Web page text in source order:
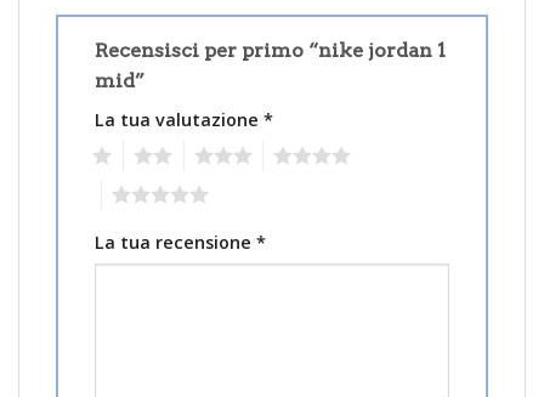
Recensisci per primo “nike jordan 1
mid”
La tua valutazione *
La tua recensione *